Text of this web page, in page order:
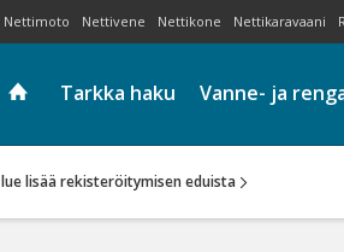
Nettimoto Nettivene Nettikone Nettikaravaani
Tarkka haku Vanne- ja
lue lisää rekisteröitymisen eduista